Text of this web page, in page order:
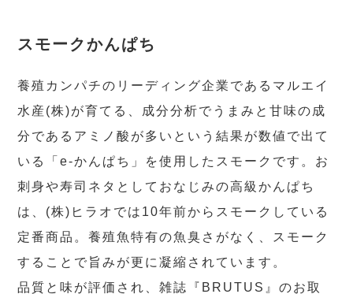
スモークかんぱち
養殖カンパチのリーディング企業であるマルエイ
水産(株)が育てる、成分分析でうまみと甘味の成
分であるアミノ酸が多いという結果が数値で出て
いる「e-かんぱち」を使用したスモークです。お
刺身や寿司ネタとしておなじみの高級かんぱち
は、(株)ヒラオでは10年前からスモークしている
定番商品。養殖魚特有の魚臭さがなく、スモーク
することで旨みが更に凝縮されています。
品質と味が評価され、雑誌『BRUTUS』のお取